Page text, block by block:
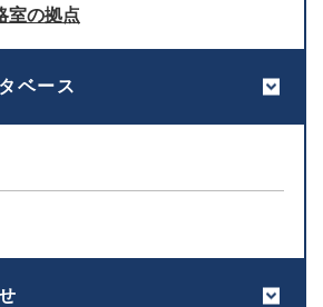
室の拠点
ベース